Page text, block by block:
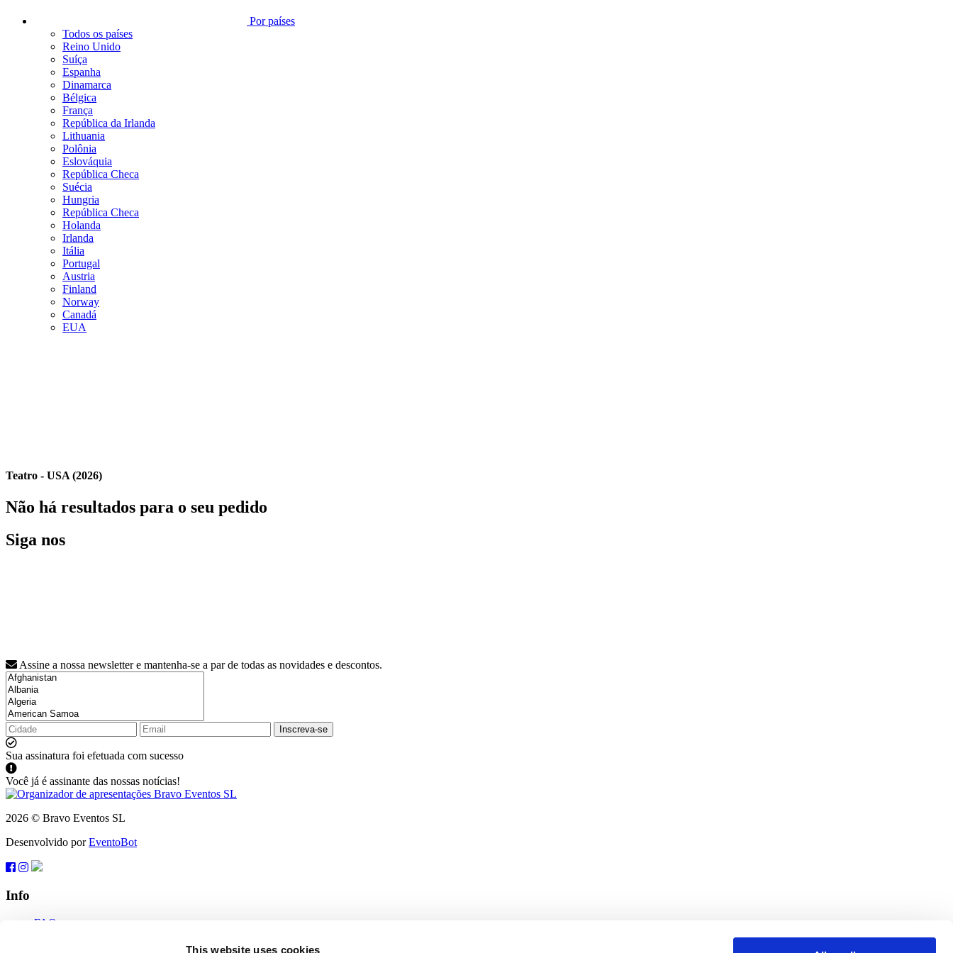
This website uses cookies
Por países
Todos os países
Reino Unido
Suíça
Espanha
Dinamarca
Bélgica
França
República da Irlanda
Lithuania
Polônia
Eslováquia
República Checa
Suécia
Hungria
República Checa
Holanda
Irlanda
Itália
Portugal
Austria
Finland
Norway
Canadá
EUA
Teatro - USA (2026)
Não há resultados para o seu pedido
Siga nos
Assine a nossa newsletter e mantenha-se a par de todas as novidades e descontos.
Inscreva-se
Sua assinatura foi efetuada com sucesso
Você já é assinante das nossas notícias!
2026 © Bravo Eventos SL
Desenvolvido porEventoBot
Info
FAQ